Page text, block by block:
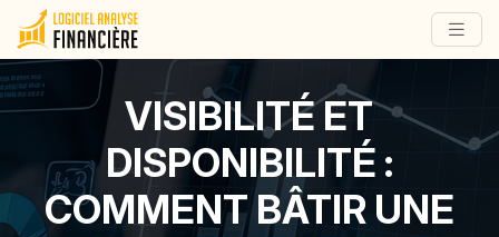
VISIBILITÉ ET
DISPONIBILITÉ :
COMMENT BÂTIR UNE